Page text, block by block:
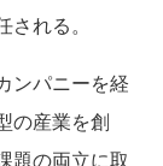
れる。
ンパニーを経
の産業を創
題の両立に取